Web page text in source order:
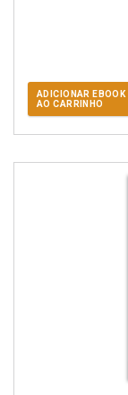
ADICIONAR EBOOK
AO CARRINHO